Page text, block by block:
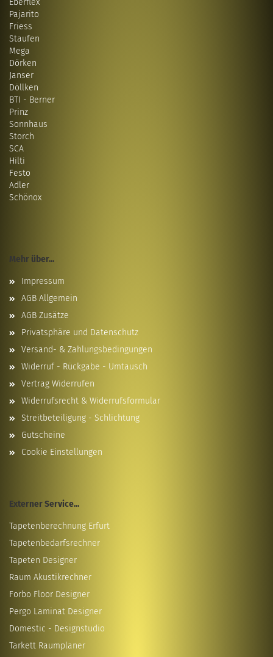
Eberflex
Pajarito
Friess
Staufen
Mega
Dörken
Janser
Döllken
BTI - Berner
Prinz
Sonnhaus
Storch
SCA
Hilti
Festo
Adler
Schönox
Mehr über...
Impressum
AGB Allgemein
AGB Zusätze
Privatsphäre und Datenschutz
Versand- & Zahlungsbedingungen
Widerruf - Rückgabe - Umtausch
Vertrag Widerrufen
Widerrufsrecht & Widerrufsformular
Streitbeteiligung - Schlichtung
Gutscheine
Cookie Einstellungen
Externer Service...
Tapetenberechnung Erfurt
Tapetenbedarfsrechner
Tapeten Designer
Raum Akustikrechner
Forbo Floor Designer
Pergo Laminat Designer
Domestic - Designstudio
Tarkett Raumplaner